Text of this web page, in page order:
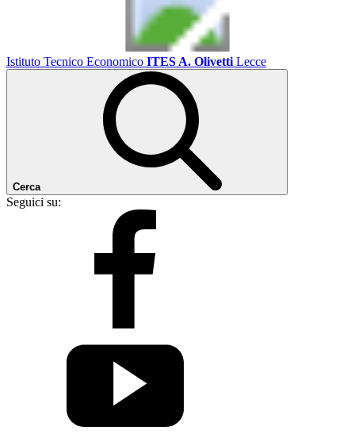
Istituto Tecnico Economico ITES A. Olivetti Lecce
Cerca
Seguici su: